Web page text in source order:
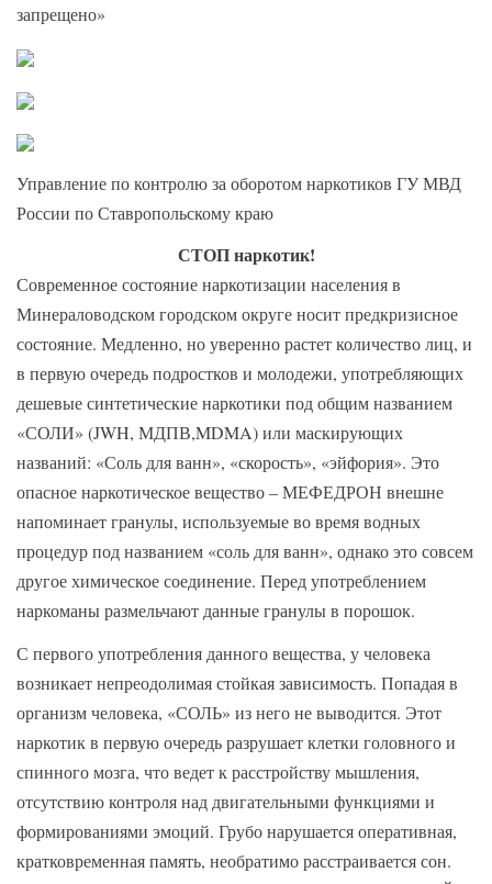
запрещено»
Управление по контролю за оборотом наркотиков ГУ МВД
России по Ставропольскому краю
СТОП наркотик!
Современное состояние наркотизации населения в
Минераловодском городском округе носит предкризисное
состояние. Медленно, но уверенно растет количество лиц, и
в первую очередь подростков и молодежи, употребляющих
дешевые синтетические наркотики под общим названием
«СОЛИ» (JWH, МДПВ,MDMA) или маскирующих
названий: «Соль для ванн», «скорость», «эйфория». Это
опасное наркотическое вещество – МЕФЕДРОН внешне
напоминает гранулы, используемые во время водных
процедур под названием «соль для ванн», однако это совсем
другое химическое соединение. Перед употреблением
наркоманы размельчают данные гранулы в порошок.
С первого употребления данного вещества, у человека
возникает непреодолимая стойкая зависимость. Попадая в
организм человека, «СОЛЬ» из него не выводится. Этот
наркотик в первую очередь разрушает клетки головного и
спинного мозга, что ведет к расстройству мышления,
отсутствию контроля над двигательными функциями и
формированиями эмоций. Грубо нарушается оперативная,
кратковременная память, необратимо расстраивается сон.